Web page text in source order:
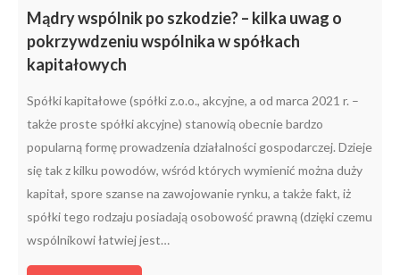
Mądry wspólnik po szkodzie? – kilka uwag o
pokrzywdzeniu wspólnika w spółkach
kapitałowych
Spółki kapitałowe (spółki z.o.o., akcyjne, a od marca 2021 r. –
także proste spółki akcyjne) stanowią obecnie bardzo
popularną formę prowadzenia działalności gospodarczej. Dzieje
się tak z kilku powodów, wśród których wymienić można duży
kapitał, spore szanse na zawojowanie rynku, a także fakt, iż
spółki tego rodzaju posiadają osobowość prawną (dzięki czemu
wspólnikowi łatwiej jest…